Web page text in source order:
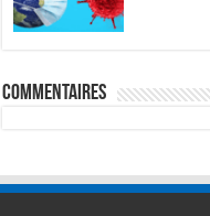
commentaires